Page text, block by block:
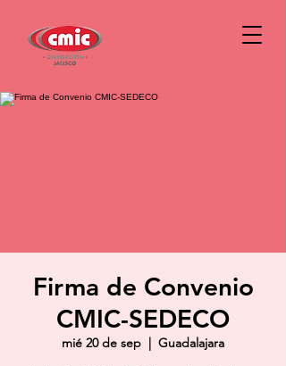
Firma de Convenio
CMIC-SEDECO
mié 20 de sep
  |
Guadalajara